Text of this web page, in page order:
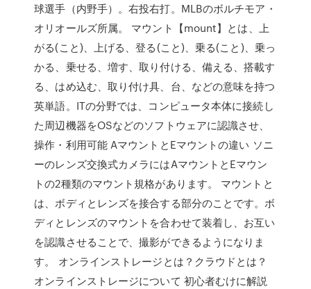
球選手（内野手）。右投右打。MLBのボルチモア・
オリオールズ所属。 マウント【mount】とは、上
がる(こと)、上げる、登る(こと)、乗る(こと)、乗っ
かる、乗せる、増す、取り付ける、備える、搭載す
る、はめ込む、取り付け具、台、などの意味を持つ
英単語。ITの分野では、コンピュータ本体に接続し
た周辺機器をOSなどのソフトウェアに認識させ、
操作・利用可能 AマウントとEマウントの違い ソニ
ーのレンズ交換式カメラにはAマウントとEマウン
トの2種類のマウント規格があります。 マウントと
は、ボディとレンズを接合する部分のことです。ボ
ディとレンズのマウントを合わせて装着し、お互い
を認識させることで、撮影ができるようになりま
す。 オンラインストレージとは？クラウドとは？
オンラインストレージについて 初心者むけに解説